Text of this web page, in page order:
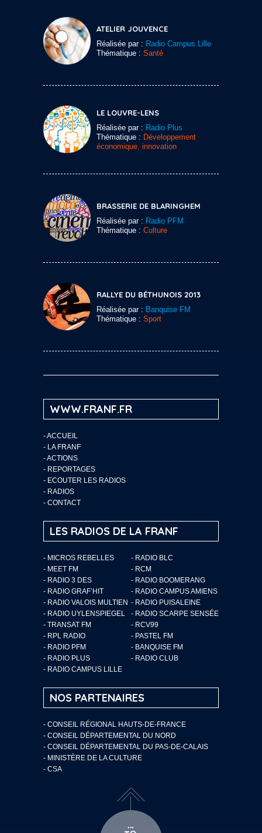
ATELIER JOUVENCE
Réalisée par : Radio Campus Lille
Thématique : Santé
LE LOUVRE-LENS
Réalisée par : Radio Plus
Thématique : Développement
économique, innovation
BRASSERIE DE BLARINGHEM
Réalisée par : Radio PFM
Thématique : Culture
RALLYE DU BÉTHUNOIS 2013
Réalisée par : Banquise FM
Thématique : Sport
WWW.FRANF.FR
-ACCUEIL
- LA FRANF
-ACTIONS
- REPORTAGES
- ECOUTER LES RADIOS
- RADIOS
- CONTACT
LES RADIOS DE LA FRANF
- MICROS REBELLES
- RADIO BLC
- MEET FM
- RCM
- RADIO 3 DES
- RADIO BOOMERANG
- RADIO GRAF’HIT
- RADIO CAMPUS AMIENS
- RADIO VALOIS MULTIEN - RADIO PUISALEINE
- RADIO UYLENSPIEGEL
- RADIO SCARPE SENSÉE
- TRANSAT FM
- RCV99
- RPL RADIO
- PASTEL FM
- RADIO PFM
- BANQUISE FM
- RADIO PLUS
- RADIO CLUB
- RADIO CAMPUS LILLE
NOS PARTENAIRES
- CONSEIL RÉGIONAL HAUTS-DE-FRANCE
- CONSEIL DÉPARTEMENTAL DU NORD
- CONSEIL DÉPARTEMENTAL DU PAS-DE-CALAIS
- MINISTÈRE DE LA CULTURE
- CSA